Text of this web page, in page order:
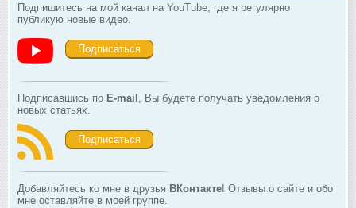
Подпишитесь на мой канал на YouTube, где я регулярно
публикую новые видео.
Подписаться
Подписавшись по E-mail , Вы будете получать уведомления о
новых статьях.
Подписаться
Добавляйтесь ко мне в друзья ВКонтакте! Отзывы о сайте и обо
мне оставляйте в моей группе.